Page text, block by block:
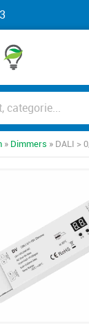
» Dimmers » DALI >